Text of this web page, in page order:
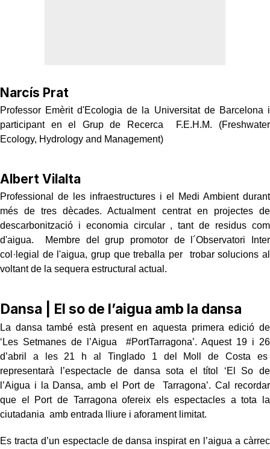
Narcís Prat
Professor Emèrit d'Ecologia de la Universitat de Barcelona i
participant en el Grup de Recerca F.E.H.M. (Freshwater
Ecology, Hydrology and Management)
Albert Vilalta
Professional de les infraestructures i el Medi Ambient durant
més de tres dècades. Actualment centrat en projectes de
descarbonització i economia circular , tant de residus com
d'aigua. Membre del grup promotor de l´Observatori Inter
col·legial de l'aigua, grup que treballa per trobar solucions al
voltant de la sequera estructural actual.
Dansa | El so de l’aigua amb la dansa
La dansa també està present en aquesta primera edició de
‘Les Setmanes de l’Aigua #PortTarragona’. Aquest 19 i 26
d’abril a les 21 h al Tinglado 1 del Moll de Costa es
representarà l’espectacle de dansa sota el títol ‘El So de
l’Aigua i la Dansa, amb el Port de Tarragona’. Cal recordar
que el Port de Tarragona ofereix els espectacles a tota la
ciutadania amb entrada lliure i aforament limitat.
Es tracta d’un espectacle de dansa inspirat en l’aigua a càrrec